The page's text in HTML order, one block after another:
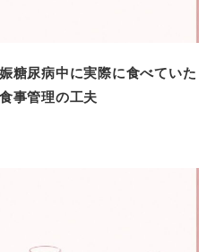
糖尿病中に実際に食べていた
事管理の工夫